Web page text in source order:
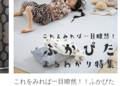
これをみれば一目瞭然！！ふかぴた